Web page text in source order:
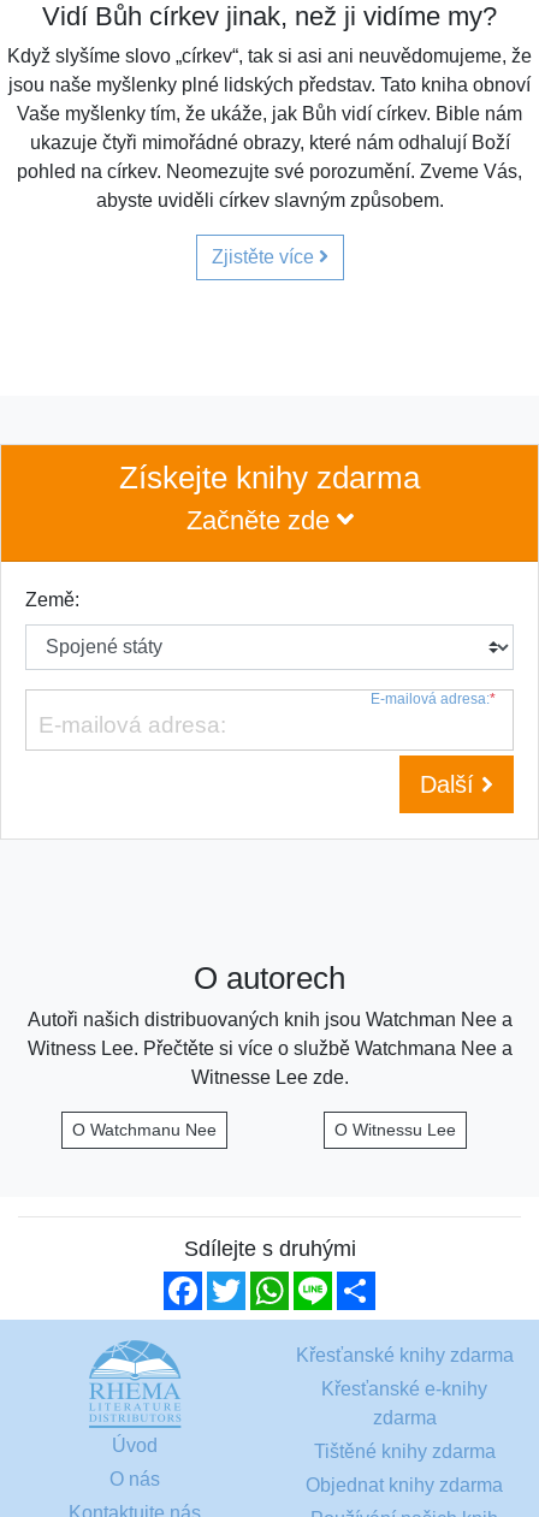
Vidí Bůh církev jinak, než ji vidíme my?
Když slyšíme slovo „církev“, tak si asi ani neuvědomujeme, že
jsou naše myšlenky plné lidských představ. Tato kniha obnoví
Vaše myšlenky tím, že ukáže, jak Bůh vidí církev. Bible nám
ukazuje čtyři mimořádné obrazy, které nám odhalují Boží
pohled na církev. Neomezujte své porozumění. Zveme Vás,
abyste uviděli církev slavným způsobem.
Zjistěte více
Získejte knihy zdarma
Začněte zde
Země:
E-mailová adresa:*
Další
O autorech
Autoři našich distribuovaných knih jsou Watchman Nee a
Witness Lee. Přečtěte si více o službě Watchmana Nee a
Witnesse Lee zde.
O Watchmanu Nee O Witnessu Lee
Sdílejte s druhými
Facebook
TwitterWhatsApp
Line
Úvod
O nás
Kontaktujte nás
Křesťanské knihy zdarma
Křesťanské e-knihy
zdarma
Tištěné knihy zdarma
Objednat knihy zdarma